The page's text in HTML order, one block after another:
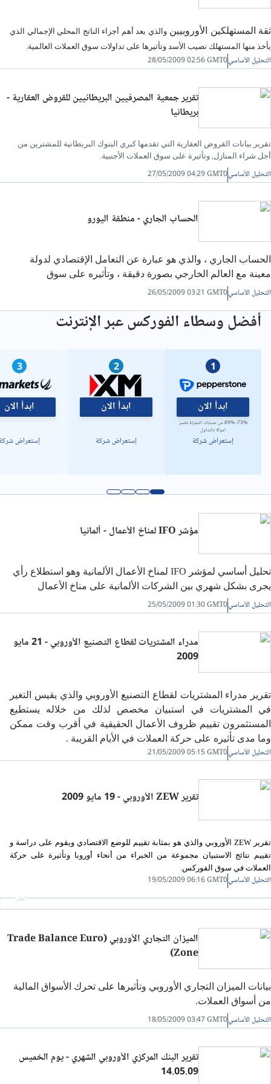
ثقة المستهلكين الأوروبيينوالذي يعد أهم أجزاء الناتج المحلي الإجمالي الذي
يأخذ منها المستهلك نصيب الأسد وتأثيرها على تداولات سوق العملات العالمية.
التحليل الأساسي28/05/2009 02:56 GMT0
تقرير جمعية المصرفيين البريطانيين للقروض العقارية -
بريطانيا
تقرير بيانات القروض العقارية التي تقدمها كبري البنوك البريطانية للمشترين من
أجل شراء المنازل, وتأثيرة على سوق العملات الأجنبية.
التحليل الأساسي27/05/2009 04:29 GMT0
الحساب الجاري - منطقة اليورو
الحساب الجاري ، والذي هو عبارة عن التعامل الإقتصادي لدولة
معينة مع العالم الخارجي بصورة دقيقة ، وتأثيره على سوق
الفوركس.
التحليل الأساسي26/05/2009 03:21 GMT0
أفضل وسطاء الفوركس عبر الإنترنت
1
ابدأ الان
73%- 89% من حسابات التجزئة تخسر
اموالا بالتداول
إستعراض شركة
2
ابدأ الان
إستعراض شركة
3
ابدأ الان
إستعراض
مؤشر ‏IFO‏ لمناخ الأعمال‏ - ألمانيا
تحليل أساسي لمؤشر IFO لمناخ الأعمال الألمانية وهو
استطلاع رأي
يجرى بشكل شهري بين الشركات الألمانية على مناخ الأعمال
الألماني الحالي بالإضافة إلى التوقعات للشهور الستة التالية، ومدى
تأثيره على سوق العملات الأجنبية.
التحليل الأساسي25/05/2009 01:30 GMT0
مدراء المشتريات لقطاع التصنيع الأوروبي - 21 مايو
2009
تقرير مدراء المشتريات لقطاع التصنيع الأوروبي والذي يقيس التغير
في المشتريات في استبيان مخصص لذلك من خلاله يستطيع
المستثمرون تقييم ظروف الأعمال الحقيقية في أقرب وقت ممكن
وما مدى تأثيره على حركة العملات في الأيام القريبة .
التحليل الأساسي21/05/2009 05:15 GMT0
تقرير ZEW الأوروبي - 19 مايو 2009
تقرير ZEW الأوروبي والذي هو
بمثابة تقييم للوضع الاقتصادي ويقوم على دراسة و
تقييم نتائج الاستبيان مجموعة من الخبراء من أنحاء أوروبا وتأثيرة على حركة
العملات في سوق الفوركس.
التحليل الأساسي19/05/2009 06:16 GMT0
أعلان
الميزان التجاري الأوروبي (Trade Balance Euro
Zone)
بيانات الميزان التجاري الأوروبي وتأثيرها على تحرك الأسواق المالية
من أسواق العملات.
التحليل الأساسي18/05/2009 03:47 GMT0
تقرير البنك المركزي الأوروبي الشهري - يوم الخميس
14.05.09